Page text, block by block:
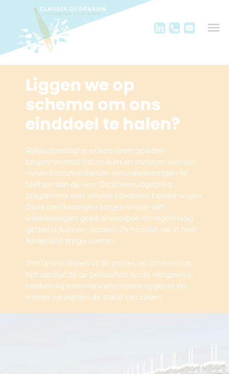
Liggen we op
schema om ons
einddoel te halen?
Rijkswaterstaat is enkele jaren geleden
begonnen met het maken en invoeren van een
nieuw instrumentarium om waterkeringen te
toetsen aan de wet. Dit is een uitgebreid
programma met velerlei complexe berekeningen.
Deze berekeningen zorgen ervoor dat
waterkeringen goed ontworpen en regelmatig
getoetst kunnen worden. Zo houden we in heel
Nederland droge voeten.
Om te monitoren of dit proces op schema ligt,
het aansluit bij de behoeften en de wetgeving,
hebben wij een monitorsysteem opgezet en
meten we jaarlijks de stand van zaken.